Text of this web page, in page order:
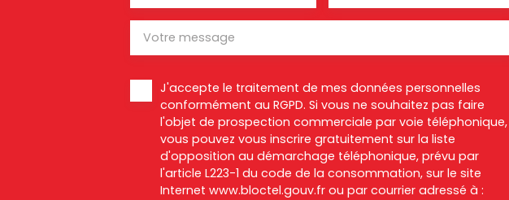
Votre message
J'accepte le traitement de mes données personnelles
conformément au RGPD. Si vous ne souhaitez pas faire
l'objet de prospection commerciale par voie téléphonique,
vous pouvez vous inscrire gratuitement sur la liste
d'opposition au démarchage téléphonique, prévu par
l'article L223-1 du code de la consommation, sur le site
Internet www.bloctel.gouv.fr ou par courrier adressé à :